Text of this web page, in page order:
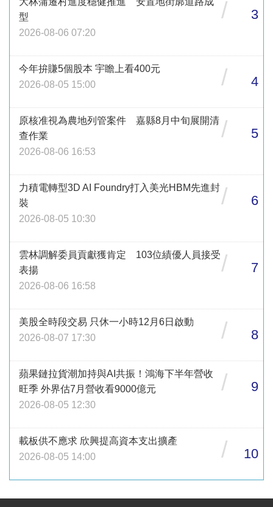
型
2026-08-06 07:20
/ 3
今年拚賺5個股本 宇瞻上看400元
2026-08-05 15:00
/ 4
原核准視為農地列管案件 嘉縣8月中旬展開清
查作業
2026-08-06 16:53
/ 5
力積電轉型3D AI Foundry打入美光HBM先進封
裝
2026-08-05 10:30
/ 6
雲林調解委員貢獻獲肯定 103位績優人員接受
表揚
2026-08-06 16:58
/ 7
美股全時段交易 只休一小時12月6日啟動
2026-08-07 17:30
/ 8
蘋果鏈拉貨潮加持與AI共振！鴻海下半年營收
旺季 外界估7月營收看9000億元
2026-08-05 12:30
/ 9
載板供不應求 欣興提高資本支出擴產
2026-08-05 14:00
/ 10